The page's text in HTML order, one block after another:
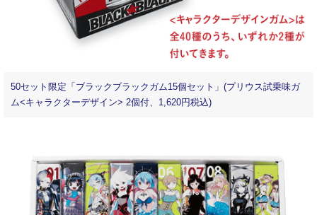
50セット限定「ブラックブラックガム15個セット」(プリウス試乗味ガ
ム<キャラクターデザイン> 2個付、1,620円税込)